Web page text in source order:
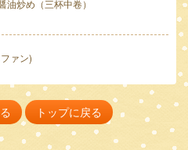
油炒め（三杯中卷）
ァン)
トップに戻る